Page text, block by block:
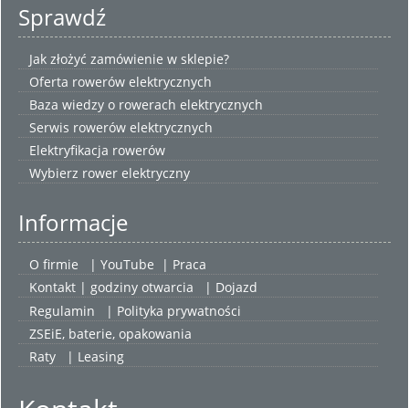
Sprawdź
Jak złożyć zamówienie w sklepie?
Oferta rowerów elektrycznych
Baza wiedzy o rowerach elektrycznych
Serwis rowerów elektrycznych
Elektryfikacja rowerów
Wybierz rower elektryczny
Informacje
O firmie | YouTube | Praca
Kontakt | godziny otwarcia
| Dojazd
Regulamin
| Polityka prywatności
ZSEiE, baterie, opakowania
Raty
| Leasing